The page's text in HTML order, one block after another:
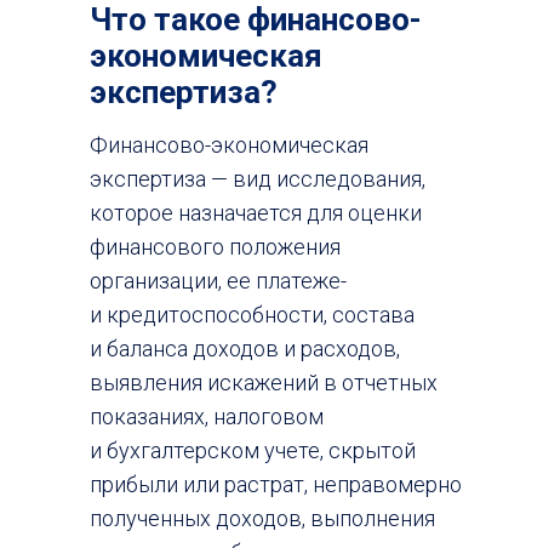
Что такое финансово-
экономическая
экспертиза?
Финансово-экономическая
экспертиза — вид исследования,
которое назначается для оценки
финансового положения
организации, ее платеже-
и кредитоспособности, состава
и баланса доходов и расходов,
выявления искажений в отчетных
показаниях, налоговом
и бухгалтерском учете, скрытой
прибыли или растрат, неправомерно
полученных доходов, выполнения